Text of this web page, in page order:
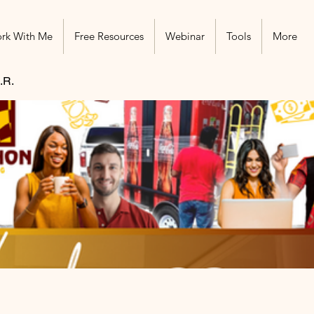
With Me Free Resources Webinar Tools More